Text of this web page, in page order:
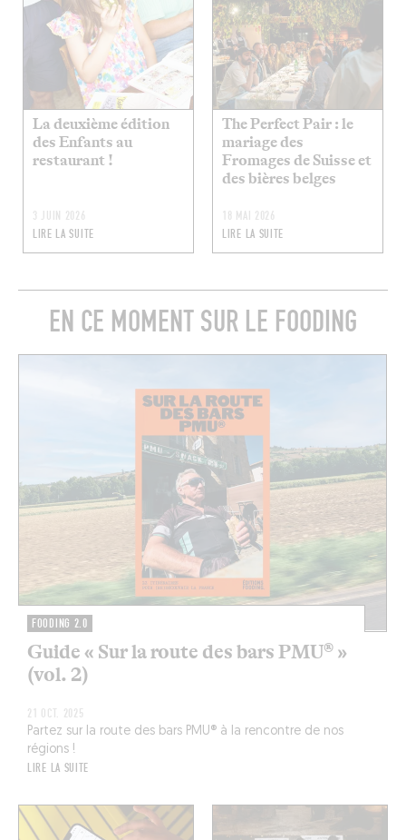
La deuxième édition
des Enfants au
restaurant !
3 JUIN 2026
LIRE LA SUITE
The Perfect Pair : le
mariage des
Fromages de Suisse et
des bières belges
18 MAI 2026
LIRE LA SUITE
EN CE MOMENT SUR LE FOODING
FOODING 2.0
Guide « Sur la route des bars PMU® »
(vol. 2)
21 OCT. 2025
Partez sur la route des bars PMU® à la rencontre de nos
régions !
LIRE LA SUITE